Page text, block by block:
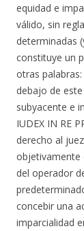
equidad e
válido, sin
determinadas
constituye un
otras
debajo de
subyacente e
IUDEX IN RE
derecho al
objetivamente
del operador
concebir una
imparcialidad